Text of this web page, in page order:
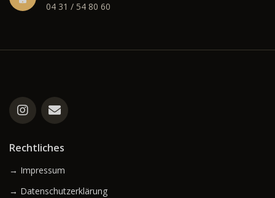
04 31 / 54 80 60
Rechtliches
→ Impressum
→ Datenschutzerklärung